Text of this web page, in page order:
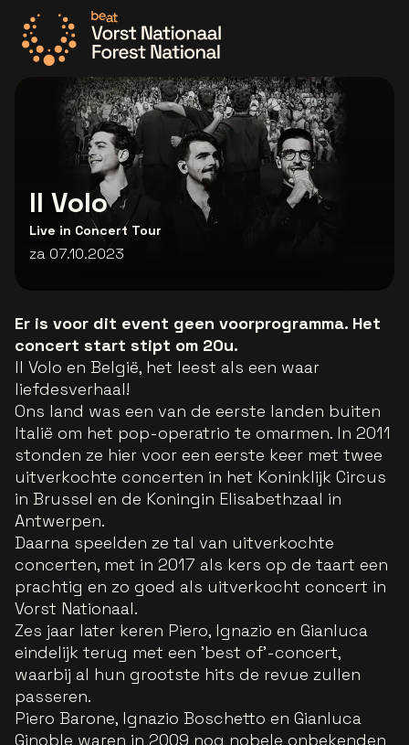
Ga naar de homepage
Il Volo
Live in Concert Tour
za 07.10.2023
Er is voor dit event geen voorprogramma. Het
concert start stipt om 20u.
Il Volo en België, het leest als een waar
liefdesverhaal!
Ons land was een van de eerste landen buiten
Italië om het pop-operatrio te omarmen. In 2011
stonden ze hier voor een eerste keer met twee
uitverkochte concerten in het Koninklijk Circus
in Brussel en de Koningin Elisabethzaal in
Antwerpen.
Daarna speelden ze tal van uitverkochte
concerten, met in 2017 als kers op de taart een
prachtig en zo goed als uitverkocht concert in
Vorst Nationaal.
Zes jaar later keren Piero, Ignazio en Gianluca
eindelijk terug met een 'best of'-concert,
waarbij al hun grootste hits de revue zullen
passeren.
Piero Barone, Ignazio Boschetto en Gianluca
Ginoble waren in 2009 nog nobele onbekenden